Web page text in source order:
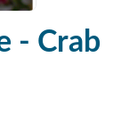
- Crab